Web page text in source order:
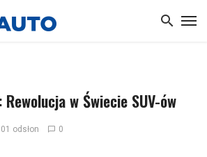
w Świecie SUV-ów
odsłon 0